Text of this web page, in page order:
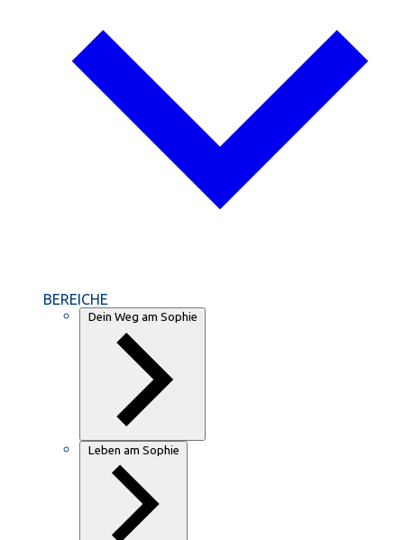
BEREICHE
Dein Weg am Sophie
Leben am Sophie